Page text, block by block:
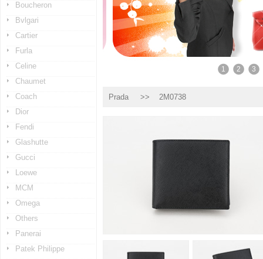
Boucheron
Bvlgari
Cartier
Furla
Celine
Chaumet
Coach
Dior
Fendi
Glashutte
Gucci
Loewe
MCM
Omega
Others
Panerai
Patek Philippe
1 2 3
Prada >> 2M0738